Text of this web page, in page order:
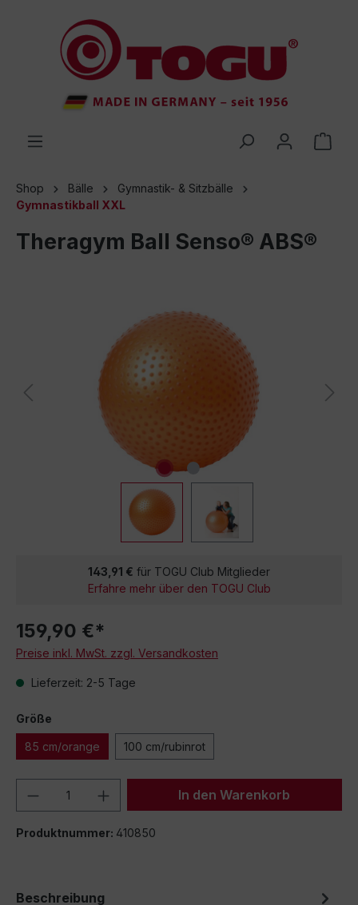
springen
Shop Bälle
Gymnastik- & Sitzbälle
Gymnastikball XXL
Theragym Ball Senso® ABS®
143,91 € für TOGU Club Mitglieder
Erfahre mehr über den TOGU Club
159,90 €*
Preise inkl. MwSt. zzgl. Versandkosten
Lieferzeit: 2-5 Tage
Größe
85 cm/orange 100 cm/rubinrot
Produkt Anzahl: Gib denIn den Warenkorb
Produktnummer: 410850
Beschreibung